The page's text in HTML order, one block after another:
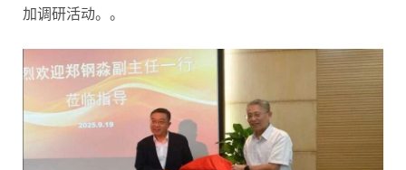
加调研活动。。